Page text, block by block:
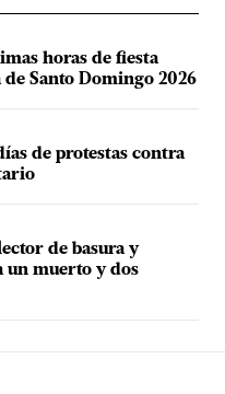
horas de fiesta
Santo Domingo 2026
de protestas contra
de basura y
un muerto y dos